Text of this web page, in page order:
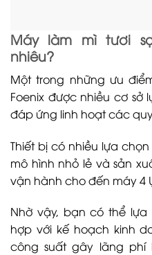
Máy làm mì tươi
nhiêu?
Một trong những ưu
Foenix được nhiều cơ
đáp ứng linh hoạt các
Thiết bị có nhiều lựa
mô hình nhỏ lẻ và sản
vận hành cho đến máy 4
Nhờ vậy, bạn có thể
hợp với kế hoạch kinh
công suất gây lãng phí